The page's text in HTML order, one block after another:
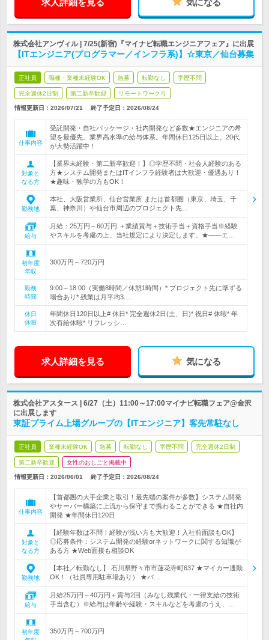
株式会社アンヴィル | 7/25(新宿)『マイナビ転職エンジニアフェア』に出展
【ITエンジニア(プログラマー／インフラ系)】☆東京／仙台募集
正社員 職種・業種未経験OK 急募 転勤なし 学歴不問
完全週休2日制 第二新卒歓迎 リモートワーク可
情報更新日：2026/07/21 終了予定日： 2026/08/24
仕事内容
受託開発・自社パッケージ・社内開発など多数★エンジニアの希
望を最優先。業界高水準の給与体系。年間休日125日以上。20代
が大勢活躍中！
対象と
なる方
【業界未経験・第二新卒歓迎！】◎学歴不問・社会人経験のある
方★システム開発またはITインフラ経験者は大歓迎・優遇あり！
★趣味・独学の方もOK！
勤務地
本社、大阪営業所、仙台営業所 または首都圏（東京、埼玉、千
葉、神奈川）や仙台市周辺のプロジェクト先…
給与
月給：25万円～60万円 ＋業績賞与＋技術手当＋資格手当※経験
やスキルを考慮の上、当社規定により決定します。★――エ…
初年度
年収
300万円～720万円
勤務
時間
9:00～18:00（実働8時間／休憩1時間）* プロジェクト先に準ずる
場合あり* 残業は月平均3.…
休日
休暇
年間休日120日以上# 休日* 完全週休2日(土、日)* 祝日# 休暇* 年
次有給休暇* リフレッシ…
求人詳細を見る 気になる
株式会社アスタース | 6/27（土）11:00～17:00マイナビ転職フェア@金沢
に出展します
東証プライム上場グループの【ITエンジニア】客先常駐なし
正社員 業種未経験OK 急募 転勤なし 学歴不問 完全週休2日制
第二新卒歓迎 女性のおしごと掲載中
情報更新日：2026/06/01 終了予定日： 2026/08/24
仕事内容
【首都圏の大手企業と取引！最先端の案件が多数】システム開発
やサーバー構築に上流から保守まで携わることができる ★自社内
開発 ★年間休日120日
対象と
なる方
【経験年数は不問！経験が浅い方も大歓迎！入社前面談もOK】
◎応募条件：システム開発の経験orネットワークに関する知識が
ある方 ★Web面接も相談OK
勤務地
【本社／転勤なし】 石川県野々市市蓮花寺町637 ★マイカー通勤
OK！（社員専用駐車場あり） ★バ…
給与
月給25万円～40万円＋賞与2回（みなし残業代・一律支給の技術
手当含む）※給与は年齢や経験・スキルなどを考慮のうえ、…
初年度
350万円～700万円